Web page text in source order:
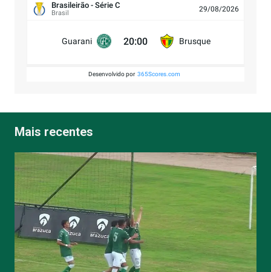
Brasileirão - Série C
Brasil 29/08/2026
Guarani 20:00 Brusque
Desenvolvido por 365Scores.com
Mais recentes